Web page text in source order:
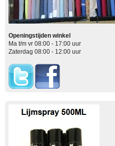
Openingstijden winkel
Ma t/m vr 08:00 - 17:00 uur
Zaterdag 08:00 - 12:00 uur